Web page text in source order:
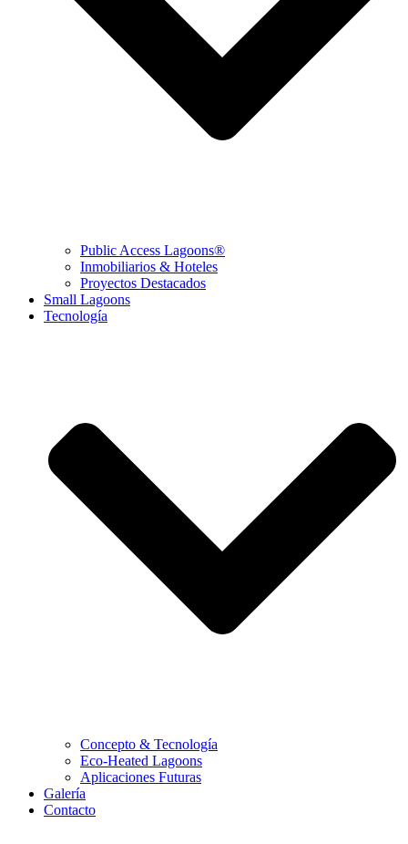
Public Access Lagoons®
Inmobiliarios & Hoteles
Proyectos Destacados
Small Lagoons
Tecnología
Concepto & Tecnología
Eco-Heated Lagoons
Aplicaciones Futuras
Galería
Contacto